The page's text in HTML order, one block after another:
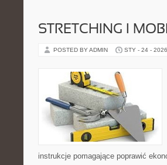
STRETCHING I
POSTED BY ADMIN STY - 24 - 2026
instrukcje pomagające poprawić